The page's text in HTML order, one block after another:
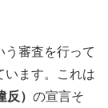
う審査を行って
います。これは
） の宣言そ